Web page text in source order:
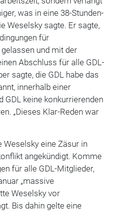
was in eine 38-Stunden-
Weselsky sagte. Er sagte,
für
und mit der
Abschluss für alle GDL-
sagte, die GDL habe das
innerhalb einer
GDL keine konkurrierenden
„Dieses Klar-Reden war
Weselsky eine Zäsur in
angekündigt. Komme
für alle GDL-Mitglieder,
„massive
Weselsky vor
Bis dahin gelte eine